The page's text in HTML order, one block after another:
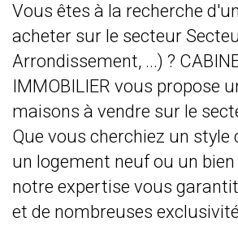
Vous êtes à la recherche
acheter sur le secteur
Arrondissement, ...) ?
IMMOBILIER vous propose
maisons à vendre sur le
Que vous cherchiez un style
un logement neuf ou un bien
notre expertise vous
et de nombreuses